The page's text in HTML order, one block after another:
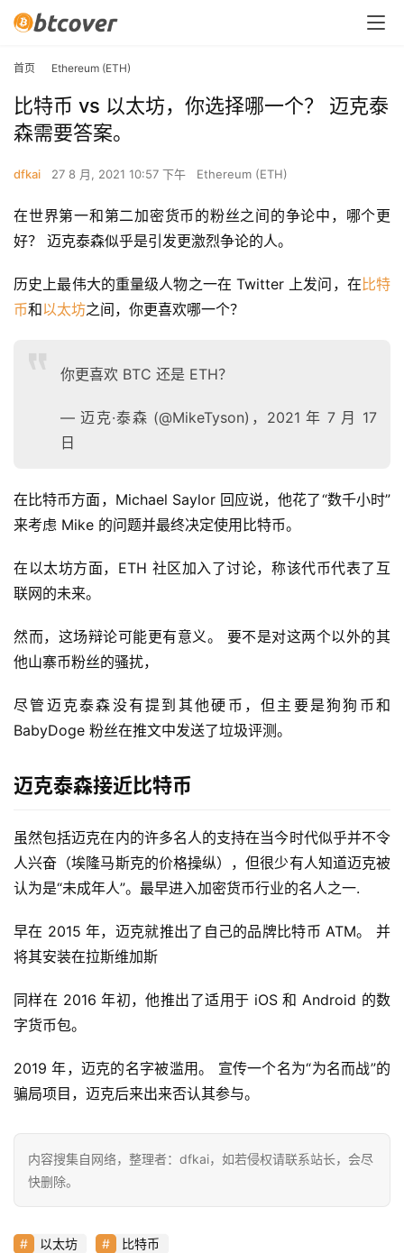
首
快
信
仰
首页 Ethereum (ETH)
比特币 vs 以太坊，你选择哪一个？ 迈克泰
森需要答案。
dfkai 27 8 月, 2021 10:57 下午 Ethereum (ETH)
在世界第一和第二加密货币的粉丝之间的争论中，哪个更
好？ 迈克泰森似乎是引发更激烈争论的人。
历史上最伟大的重量级人物之一在 Twitter 上发问，在 比特
币和以太坊之间，你更喜欢哪一个？
你更喜欢 BTC 还是 ETH？
— 迈克·泰森 (@MikeTyson)，2021 年 7 月 17
日
在比特币方面，Michael Saylor 回应说，他花了“数千小时”
来考虑 Mike 的问题并最终决定使用比特币。
在以太坊方面，ETH 社区加入了讨论，称该代币代表了互
联网的未来。
然而，这场辩论可能更有意义。 要不是对这两个以外的其
他山寨币粉丝的骚扰，
尽管迈克泰森没有提到其他硬币，但主要是狗狗币和
BabyDoge 粉丝在推文中发送了垃圾评测。
迈克泰森接近比特币
虽然包括迈克在内的许多名人的支持在当今时代似乎并不令
人兴奋（埃隆马斯克的价格操纵），但很少有人知道迈克被
认为是“未成年人”。最早进入加密货币行业的名人之一.
早在 2015 年，迈克就推出了自己的品牌比特币 ATM。 并
将其安装在拉斯维加斯
同样在 2016 年初，他推出了适用于 iOS 和 Android 的数
字货币包。
2019 年，迈克的名字被滥用。 宣传一个名为“为名而战”的
骗局项目，迈克后来出来否认其参与。
内容搜集自网络，整理者：dfkai，如若侵权请联系站长，会尽
快删除。
以太坊 比特币